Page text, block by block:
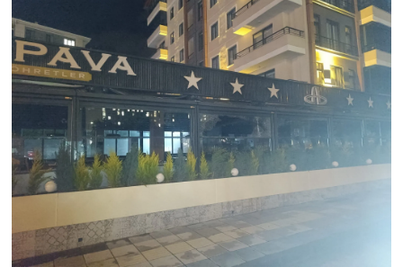
Yaşam
Yayla Haber
Yemek Tarifleri
Yerel Haberler